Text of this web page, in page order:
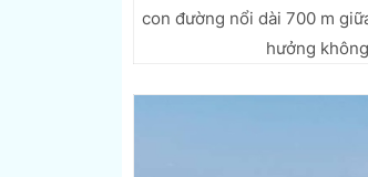
con đường nổi dài 700 m
hưởng